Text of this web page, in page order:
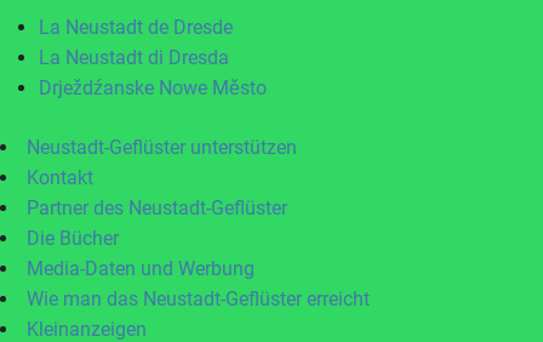
La Neustadt de Dresde
La Neustadt di Dresda
Drježdźanske Nowe Město
Neustadt-Geflüster unterstützen
Kontakt
Partner des Neustadt-Geflüster
Die Bücher
Media-Daten und Werbung
Wie man das Neustadt-Geflüster erreicht
Kleinanzeigen